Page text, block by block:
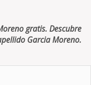
gratis. Descubre
Garcia Moreno.